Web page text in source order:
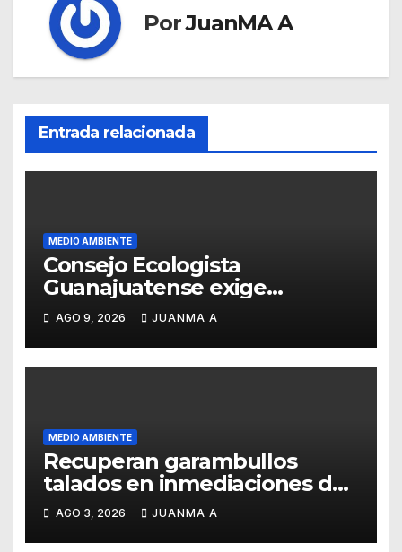
PorJuanMA A
Entrada relacionada
MEDIO AMBIENTE
Consejo Ecologista
Guanajuatense exige
investigar y sancionar los
daños por tala de vegetación
AGO 9, 2026 JUANMA A
MEDIO AMBIENTE
Recuperan garambullos
talados en inmediaciones de
la Garrapata
AGO 3, 2026 JUANMA A